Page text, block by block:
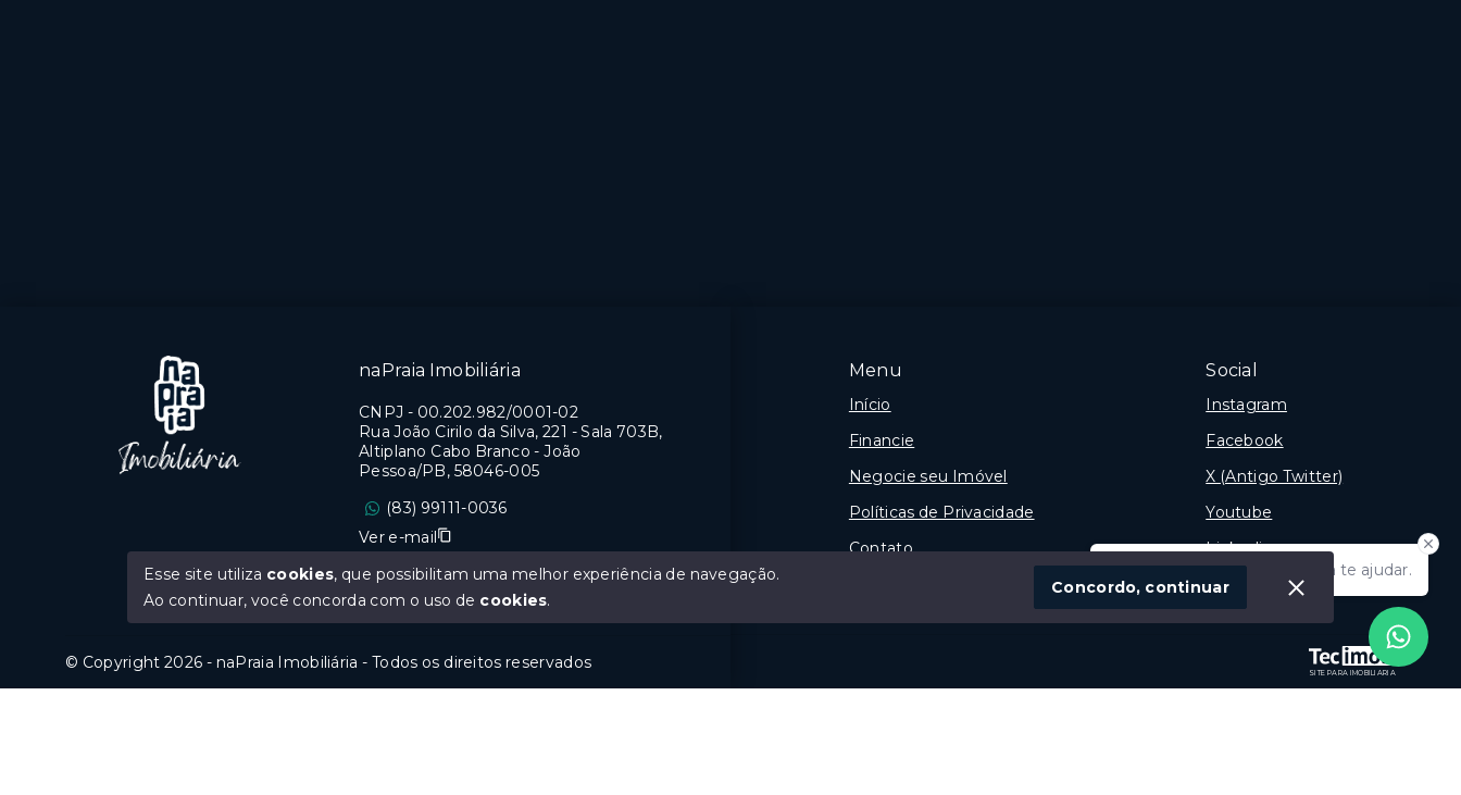
Olá! Estamos disponíveis para te ajudar.
Menu
Início
Financie
Negocie seu Imóvel
Políticas de Privacidade
Contato
Social
Instagram
Facebook
X (Antigo Twitter)
Youtube
Linkedin
SITE PARA IMOBILIARIA
naPraia Imobiliária
CNPJ - 00.202.982/0001-02
Rua João Cirilo da Silva, 221 - Sala 703B,
Altiplano Cabo Branco - João
Pessoa/PB, 58046-005
(83) 99111-0036
Ver e-mail
CRECI PB 0669J
© Copyright 2026 - naPraia Imobiliária - Todos os direitos reservados
Esse site utiliza cookies, que possibilitam uma melhor experiência de navegação.
Ao continuar, você concorda com o uso de cookies.
Concordo, continuar